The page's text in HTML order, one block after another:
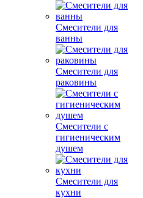
Смесители для
ванны
Смесители для
раковины
Смесители с
гигиеническим
душем
Смесители для
кухни